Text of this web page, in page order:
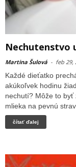
Nechutenstvo
Martina Šulová - feb 29,
Každé dieťatko
akúkoľvek hodinu
nechutí? Môže to
mlieka na pevnú
čítať ďalej